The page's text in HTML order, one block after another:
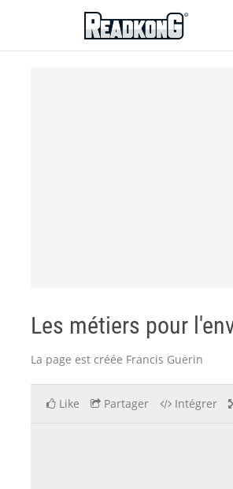
ReadkonG
Les métiers pour
La page est créée Francis Guerin
Like Partager Intégrer